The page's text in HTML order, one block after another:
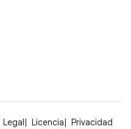
Legal Licencia
Privacidad